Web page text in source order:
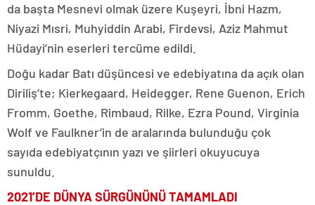
da başta Mesnevi olmak üzere Kuşeyri, İbni Hazm,
Niyazi Mısri, Muhyiddin Arabi, Firdevsi, Aziz Mahmut
Hüdayi’nin eserleri tercüme edildi.
Doğu kadar Batı düşüncesi ve edebiyatına da açık olan
Diriliş’te; Kierkegaard, Heidegger, Rene Guenon, Erich
Fromm, Goethe, Rimbaud, Rilke, Ezra Pound, Virginia
Wolf ve Faulkner’in de aralarında bulunduğu çok
sayıda edebiyatçının yazı ve şiirleri okuyucuya
sunuldu.
2021’DE DÜNYA SÜRGÜNÜNÜ TAMAMLADI